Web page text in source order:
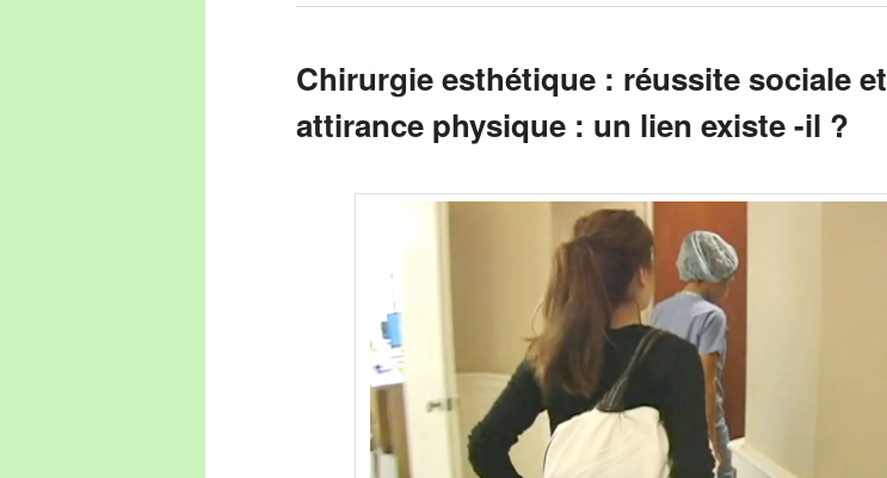
Chirurgie esthétique : réussite sociale et
attirance physique : un lien existe -il ?